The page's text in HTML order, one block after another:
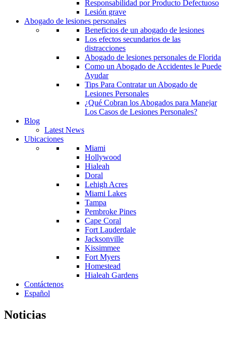
Responsabilidad por Producto Defectuoso
Lesión grave
Abogado de lesiones personales
Beneficios de un abogado de lesiones
Los efectos secundarios de las
distracciones
Abogado de lesiones personales de Florida
Como un Abogado de Accidentes le Puede
Ayudar
Tips Para Contratar un Abogado de
Lesiones Personales
¿Qué Cobran los Abogados para Manejar
Los Casos de Lesiones Personales?
Blog
Latest News
Ubicaciones
Miami
Hollywood
Hialeah
Doral
Lehigh Acres
Miami Lakes
Tampa
Pembroke Pines
Cape Coral
Fort Lauderdale
Jacksonville
Kissimmee
Fort Myers
Homestead
Hialeah Gardens
Contáctenos
Español
Noticias